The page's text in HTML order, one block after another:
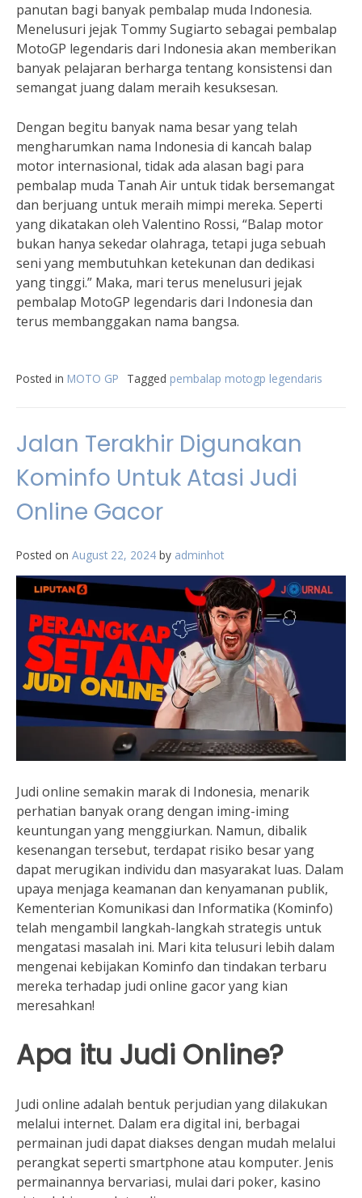
panutan bagi banyak pembalap muda Indonesia.
Menelusuri jejak Tommy Sugiarto sebagai pembalap
MotoGP legendaris dari Indonesia akan memberikan
banyak pelajaran berharga tentang konsistensi dan
semangat juang dalam meraih kesuksesan.
Dengan begitu banyak nama besar yang telah
mengharumkan nama Indonesia di kancah balap
motor internasional, tidak ada alasan bagi para
pembalap muda Tanah Air untuk tidak bersemangat
dan berjuang untuk meraih mimpi mereka. Seperti
yang dikatakan oleh Valentino Rossi, “Balap motor
bukan hanya sekedar olahraga, tetapi juga sebuah
seni yang membutuhkan ketekunan dan dedikasi
yang tinggi.” Maka, mari terus menelusuri jejak
pembalap MotoGP legendaris dari Indonesia dan
terus membanggakan nama bangsa.
Posted in MOTO GP Tagged pembalap motogp legendaris
Jalan Terakhir Digunakan
Kominfo Untuk Atasi Judi
Online Gacor
Posted on August 22, 2024 by adminhot
Judi online semakin marak di Indonesia, menarik
perhatian banyak orang dengan iming-iming
keuntungan yang menggiurkan. Namun, dibalik
kesenangan tersebut, terdapat risiko besar yang
dapat merugikan individu dan masyarakat luas. Dalam
upaya menjaga keamanan dan kenyamanan publik,
Kementerian Komunikasi dan Informatika (Kominfo)
telah mengambil langkah-langkah strategis untuk
mengatasi masalah ini. Mari kita telusuri lebih dalam
mengenai kebijakan Kominfo dan tindakan terbaru
mereka terhadap judi online gacor yang kian
meresahkan!
Apa itu Judi Online?
Judi online adalah bentuk perjudian yang dilakukan
melalui internet. Dalam era digital ini, berbagai
permainan judi dapat diakses dengan mudah melalui
perangkat seperti smartphone atau komputer. Jenis
permainannya bervariasi, mulai dari poker, kasino